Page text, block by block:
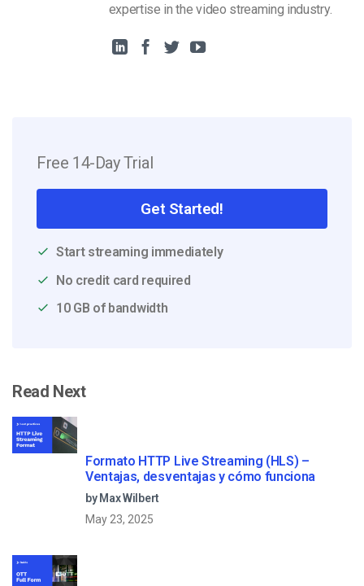
expertise in the video streaming industry.
Free 14-Day Trial
Get Started!
Start streaming immediately
No credit card required
10 GB of bandwidth
Read Next
Formato HTTP Live Streaming (HLS) –
Ventajas, desventajas y cómo funciona
by Max Wilbert
May 23, 2025